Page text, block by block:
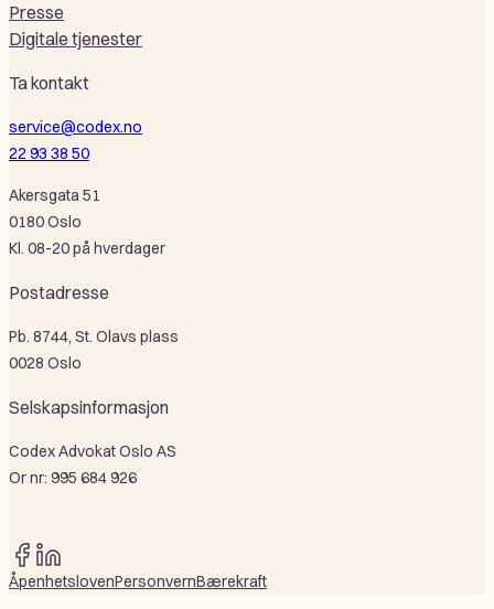
Ta kontakt
service@codex.no
22 93 38 50
Akersgata 51
0180 Oslo
Kl. 08-20 på hverdager
Postadresse
Pb. 8744, St. Olavs plass
0028 Oslo
Selskapsinformasjon
Codex Advokat Oslo AS
Or nr: 995 684 926
Presse
Digitale tjenester
ÅpenhetslovenPersonvernBærekraft
a
L
i